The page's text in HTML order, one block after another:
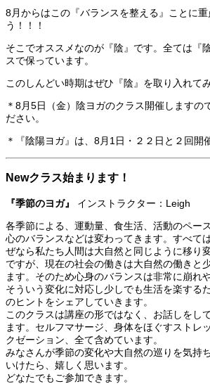
8月からはこの『バランスを整える』ことに
う！！！
そこでオススメなのが『陰』です。全ては『
スで保っています。
このしんどい時期はぜひ『陰』を取り入れて
＊8月5日（金）陰ヨガのクラス開催しますの
ださい。
＊『陰陽ヨガ』は、8月1日・２２日と２回開
Newクラス始まります！
『季節のヨガ』
インストラクター：Leigh
各季節による、運動量、食生活、活動のペー
心のバランスなどは変わってきます。すべて
ぜなら私たち人間は大自然と同じように移り
ですが、現在の社会の働きは大自然の働きと
ます。そのため心身のバランスは非常に崩れ
そういう変化に対応し少しでも生活を楽する
のヒントをシェアしていきます。
このクラスは講座の形ではなく、お話しをし
ます。セルフマサージ、身体をほぐすストレ
クゼーション、全て含めています。
みなさんが季節の変化や大自然の巡りを気持
いけたら、嬉しく思います。
どなたでもご参加できます。